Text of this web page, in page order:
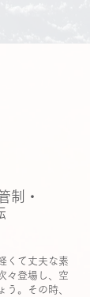
制・
くて丈夫な素
々登場し、空
う。その時、